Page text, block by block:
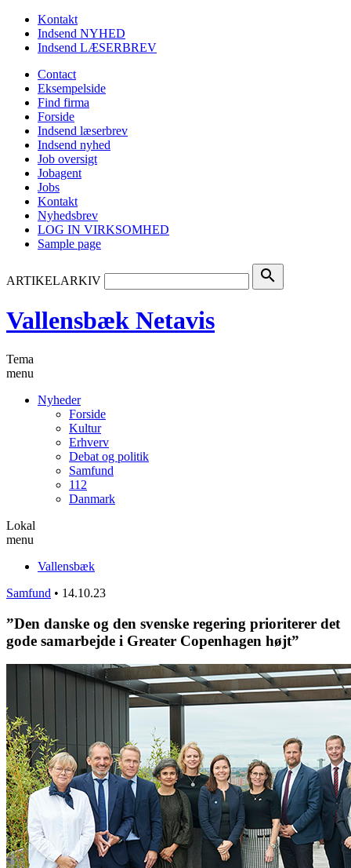
Kontakt
Indsend NYHED
Indsend LÆSERBREV
Contact
Eksempelside
Find firma
Forside
Indsend læserbrev
Indsend nyhed
Job oversigt
Jobagent
Jobs
Kontakt
Nyhedsbrev
LOG IN VIRKSOMHED
Sample page
ARTIKELARKIV search
Vallensbæk Netavis
Tema
menu
Nyheder
Forside
Kultur
Erhverv
Debat og politik
Samfund
112
Danmark
Lokal
menu
Vallensbæk
Samfund • 14.10.23
”Den danske og den svenske regering prioriterer det
gode samarbejde i Greater Copenhagen højt”